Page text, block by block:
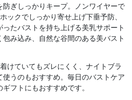
ぎしっかりキープ。ノンワイヤーで
ックでしっかり寄せ上げ下垂予防、
たバストを持ち上げる美乳サポート
み込み、自然な谷間のある美バスト
けていてもズレにくく、ナイトブラ
うのもおすすめ。毎日のバストケア
フトにもおすすめです。